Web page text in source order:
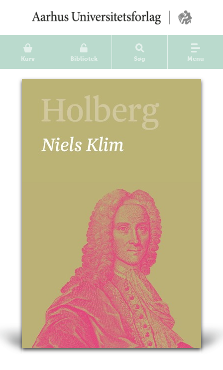
Kurv Bibliotek Søg Menu